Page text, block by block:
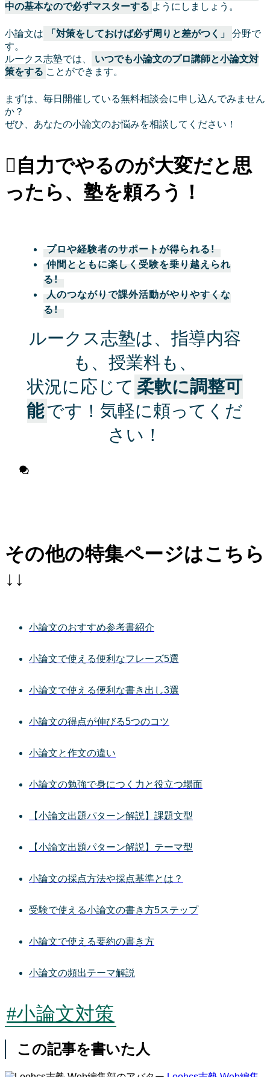
中の基本なので必ずマスターする ようにしましょう。
小論文は 「対策をしておけば必ず周りと差がつく」
分野で
す。
ルークス志塾では、
いつでも小論文のプロ講師と小論文対
策をする ことができます。
まずは、毎日開催している無料相談会に申し込んでみません
か？
ぜひ、あなたの小論文のお悩みを相談してください！
自力でやるのが大変だと思
ったら、塾を頼ろう！
プロや経験者のサポートが得られる！
仲間とともに楽しく受験を乗り越えられ
る！
人のつながりで課外活動がやりやすくな
る！
ルークス志塾は、指導内容
も、授業料も、
状況に応じて 柔軟に調整可
能です！気軽に頼ってくだ
さい！
その他の特集ページはこちら
↓↓
小論文のおすすめ参考書紹介
小論文で使える便利なフレーズ5選
小論文で使える便利な書き出し3選
小論文の得点が伸びる5つのコツ
小論文と作文の違い
小論文の勉強で身につく力と役立つ場面
【小論文出題パターン解説】課題文型
【小論文出題パターン解説】テーマ型
小論文の採点方法や採点基準とは？
受験で使える小論文の書き方5ステップ
小論文で使える要約の書き方
小論文の頻出テーマ解説
#小論文対策
この記事を書いた人